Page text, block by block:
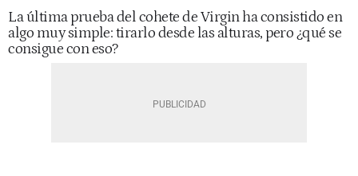
La última prueba del cohete de Virgin ha consistido en
algo muy simple: tirarlo desde las alturas, pero ¿qué se
consigue con eso?